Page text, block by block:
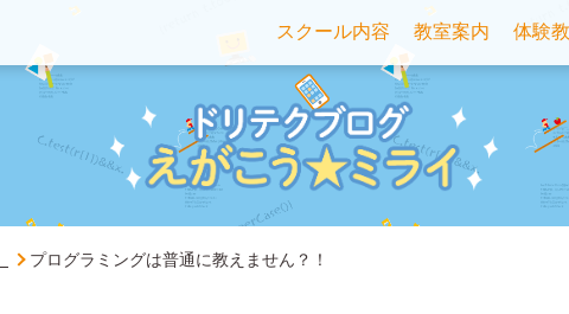
スクール内容 教室案内 体験
プログラミングは普通に教えません？！